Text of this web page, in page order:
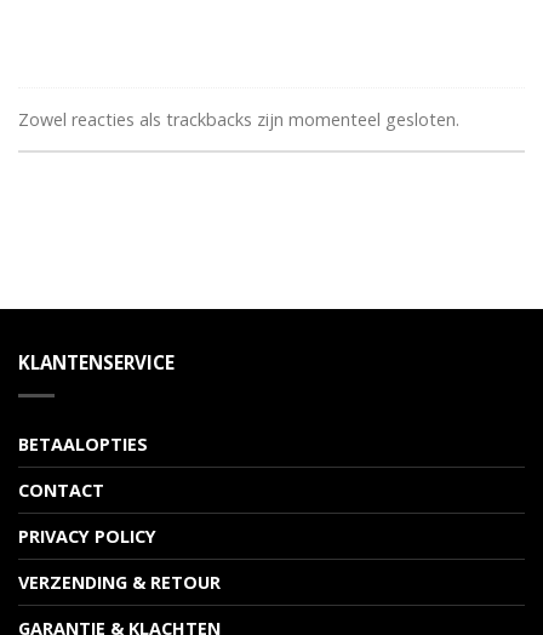
Zowel reacties als trackbacks zijn momenteel gesloten.
KLANTENSERVICE
BETAALOPTIES
CONTACT
PRIVACY POLICY
VERZENDING & RETOUR
GARANTIE & KLACHTEN